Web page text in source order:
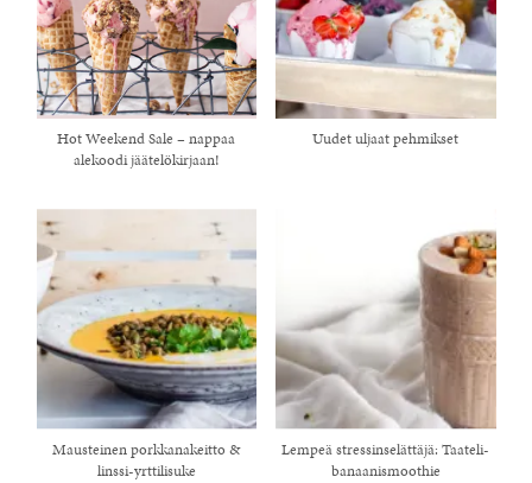
Hot Weekend Sale – nappaa
alekoodi jäätelökirjaan!
Uudet uljaat pehmikset
Mausteinen porkkanakeitto &
linssi-yrttilisuke
Lempeä stressinselättäjä: Taateli-
banaanismoothie